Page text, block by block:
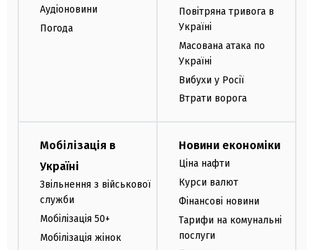
Аудіоновини
Погода
Повітряна тривога в
Україні
Масована атака по
Україні
Вибухи у Росії
Втрати ворога
Мобілізація в
Україні
Звільнення з військової
служби
Мобілізація 50+
Мобілізація жінок
Новини економіки
Ціна нафти
Курси валют
Фінансові новини
Тарифи на комунальні
послуги